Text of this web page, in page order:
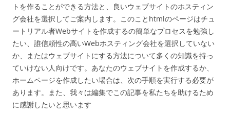
トを作ることができる方法と、良いウェブサイトのホスティン
グ会社を選択してご案内します。このことhtmlのページはチュ
ートリアル者Webサイトを作成するの簡単なプロセスを勉強し
たい、誰信頼性の高いWebホスティング会社を選択していない
か、またはウェブサイトにする方法について多くの知識を持っ
ていけない人向けです。あなたのウェブサイトを作成するか、
ホームページを作成したい場合は、次の手順を実行する必要が
あります。また、我々は編集でこの記事を私たちを助けるため
に感謝したいと思います